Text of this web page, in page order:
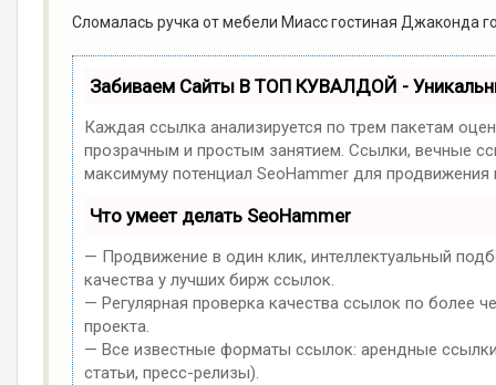
Сломалась ручка от мебели Миасс гостиная Джаконда
Забиваем Сайты В ТОП КУВАЛДОЙ -
Каждая ссылка анализируется по трем пакетам
прозрачным и простым занятием. Ссылки, вечные
максимуму потенциал SeoHammer для продвижения
Что умеет делать SeoHammer
— Продвижение в один клик, интеллектуальный
качества у лучших бирж ссылок.
— Регулярная проверка качества ссылок по более
проекта.
— Все известные форматы ссылок: арендные
статьи, пресс-релизы).